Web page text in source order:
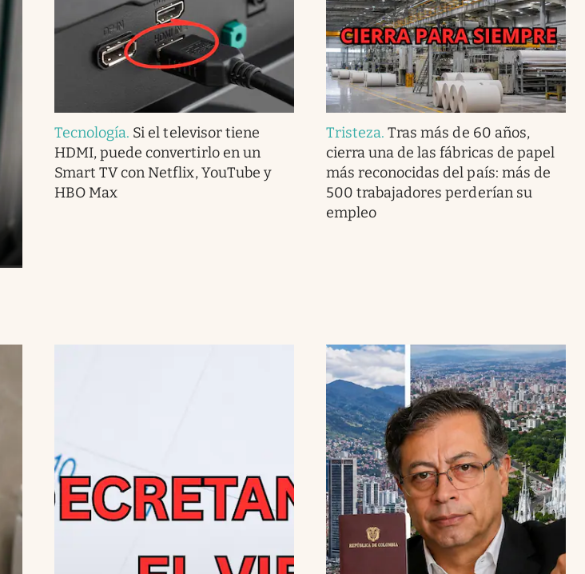
Tecnología. Si el televisor tiene
HDMI, puede convertirlo en un
Smart TV con Netflix, YouTube y
HBO Max
Tristeza.Tras más de 60 años,
cierra una de las fábricas de papel
más reconocidas del país: más de
500 trabajadores perderían su
empleo